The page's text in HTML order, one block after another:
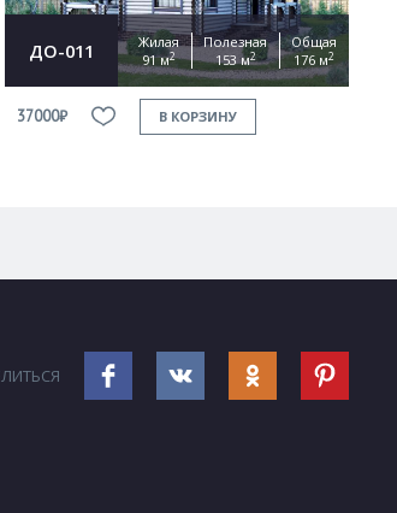
ДО-011
Жилая
91 м2
Полезная
153 м2
Общая
176 м2
37000₽ В КОРЗИНУ